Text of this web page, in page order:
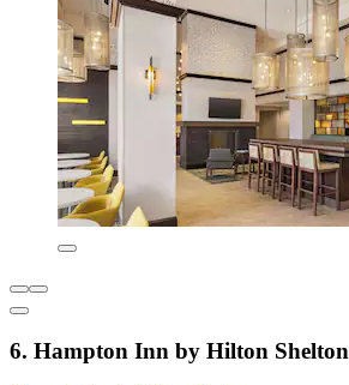
6. Hampton Inn by Hilton Shelton